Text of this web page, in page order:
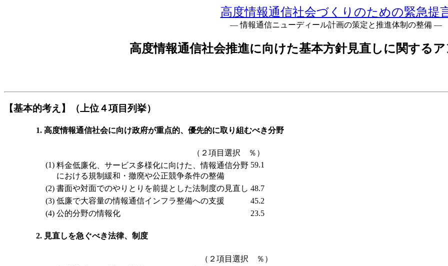
高度情報通信社会づくりのための緊急提
― 情報通信ニューディール計画の策定と推進体制の整備 ―
高度情報通信社会推進に向けた基本方針見直しに関する
【基本的考え】（上位４項目列挙）
高度情報通信社会に向け政府が重点的、優先的に取り組むべき分野
（２項目選択 ％）
(1) 料金低廉化、サービス多様化に向けた、情報通信分野
における規制緩和・撤廃や公正競争条件の整備
59.1
(2) 書面や対面でのやりとりを前提とした法制度の見直し 48.7
(3) 低廉で大容量の情報通信インフラ整備への支援
45.2
(4) 公的分野の情報化 23.5
見直しを急ぐべき法律、制度
（２項目選択 ％）